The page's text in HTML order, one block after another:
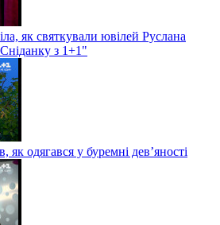
як святкували ювілей Руслана
з 1+1"
одягався у буремні дев’яності